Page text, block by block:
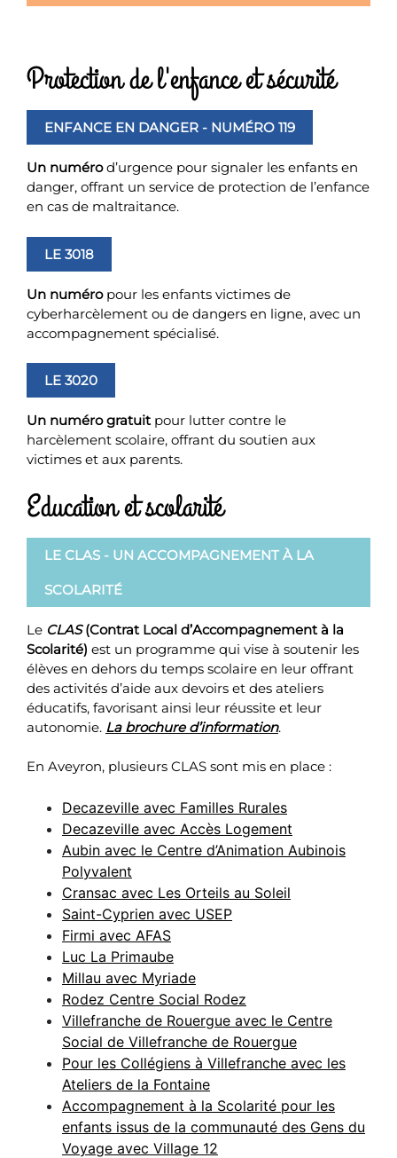
Protection de l'enfance et sécurité
ENFANCE EN DANGER - NUMÉRO 119
Un numérod’urgence pour signaler les enfants en
danger, offrant un service de protection de l’enfance
en cas de maltraitance.
LE 3018
Un numéropour les enfants victimes de
cyberharcèlement ou de dangers en ligne, avec un
accompagnement spécialisé.
LE 3020
Un numéro gratuitpour lutter contre le
harcèlement scolaire, offrant du soutien aux
victimes et aux parents.
Education et scolarité
LE CLAS - UN ACCOMPAGNEMENT À LA
SCOLARITÉ
Le CLAS(Contrat Local d’Accompagnement à la
Scolarité) est un programme qui vise à soutenir les
élèves en dehors du temps scolaire en leur offrant
des activités d’aide aux devoirs et des ateliers
éducatifs, favorisant ainsi leur réussite et leur
autonomie. La brochure d’information.
En Aveyron, plusieurs CLAS sont mis en place :
Decazeville avec Familles Rurales
Decazeville avec Accès Logement
Aubin avec le Centre d’Animation Aubinois
Polyvalent
Cransac avec Les Orteils au Soleil
Saint-Cyprien avec USEP
Firmi avec AFAS
Luc La Primaube
Millau avec Myriade
Rodez Centre Social Rodez
Villefranche de Rouergue avec le Centre
Social de Villefranche de Rouergue
Pour les Collégiens à Villefranche avec les
Ateliers de la Fontaine
Accompagnement à la Scolarité pour les
enfants issus de la communauté des Gens du
Voyage avec Village 12